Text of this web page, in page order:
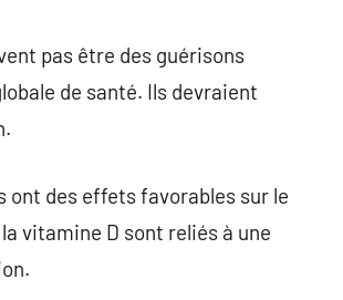
pas être des guérisons
de santé. Ils devraient
des effets favorables sur le
vitamine D sont reliés à une